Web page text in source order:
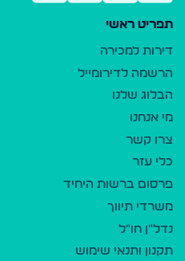
תפריט ראשי
דירות למכירה
הרשמה לדירומייל
הבלוג שלנו
מי אנחנו
צרו קשר
כלי עזר
פרסום ברשות היחיד
משרדי תיווך
נדל"ן חו"ל
תקנון ותנאי שימוש